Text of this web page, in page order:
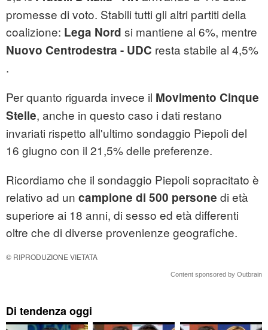
promesse di voto. Stabili tutti gli altri partiti della
coalizione: Lega Nord si mantiene al 6%, mentre
Nuovo Centrodestra - UDC resta stabile al 4,5%
.
Per quanto riguarda invece il Movimento Cinque
Stelle, anche in questo caso i dati restano
invariati rispetto all'ultimo sondaggio Piepoli del
16 giugno con il 21,5% delle preferenze.
Ricordiamo che il sondaggio Piepoli sopracitato è
relativo ad un campione di 500 persone di età
superiore ai 18 anni, di sesso ed età differenti
oltre che di diverse provenienze geografiche.
© RIPRODUZIONE VIETATA
Content sponsored by Outbrain
Di tendenza oggi